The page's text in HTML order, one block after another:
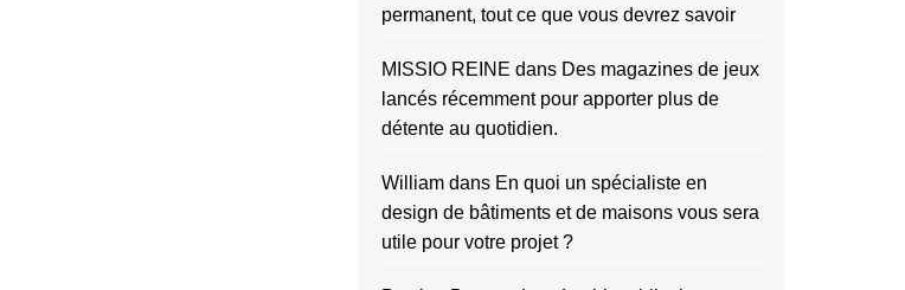
permanent, tout ce que vous devrez savoir
MISSIO REINE dans Des magazines de jeux
lancés récemment pour apporter plus de
détente au quotidien.
William dans En quoi un spécialiste en
design de bâtiments et de maisons vous sera
utile pour votre projet ?